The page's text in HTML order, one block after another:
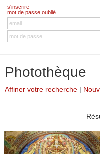
s'inscrire
mot de passe oublié
Photothèque
Affiner votre recherche |